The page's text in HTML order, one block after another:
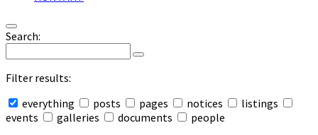
Search:
Filter results:
everything
posts pages notices
listings
events
galleries documents people